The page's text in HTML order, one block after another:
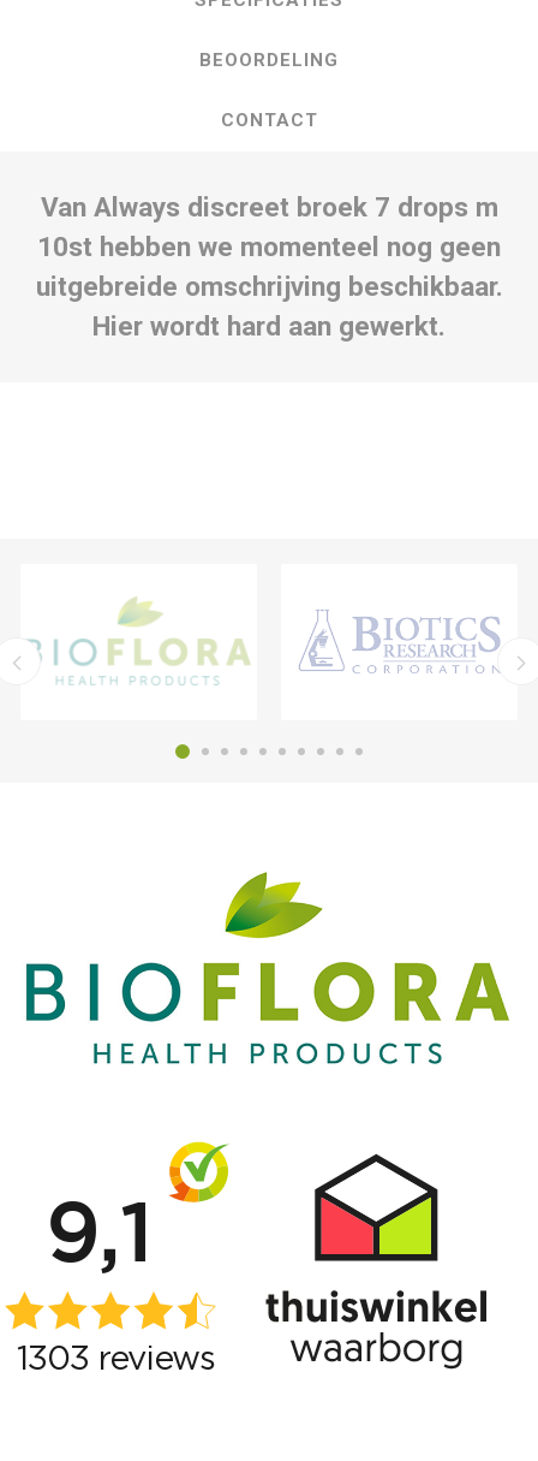
BEOORDELING
CONTACT
Van Always discreet broek 7 drops m
10st hebben we momenteel nog geen
uitgebreide omschrijving beschikbaar.
Hier wordt hard aan gewerkt.